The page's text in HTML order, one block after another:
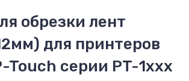
обрезки лент
для принтеров
Touch серии PT-1xxx